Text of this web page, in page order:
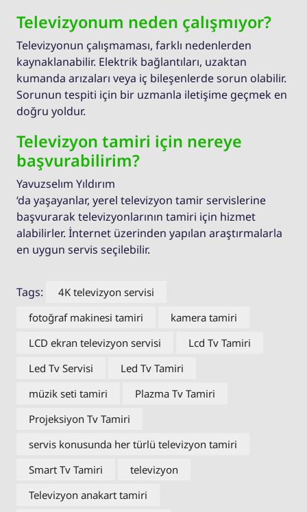
Televizyonum neden çalışmıyor?
Televizyonun çalışmaması, farklı nedenlerden
kaynaklanabilir. Elektrik bağlantıları, uzaktan
kumanda arızaları veya iç bileşenlerde sorun olabilir.
Sorunun tespiti için bir uzmanla iletişime geçmek en
doğru yoldur.
Televizyon tamiri için nereye
başvurabilirim?
Yavuzselım Yıldırım
‘da yaşayanlar, yerel televizyon tamir servislerine
başvurarak televizyonlarının tamiri için hizmet
alabilirler. İnternet üzerinden yapılan araştırmalarla
en uygun servis seçilebilir.
Tags:
4K televizyon servisi
fotoğraf makinesi tamiri
kamera tamiri
LCD ekran televizyon servisi
Lcd Tv Tamiri
Led Tv Servisi
Led Tv Tamiri
müzik seti tamiri
Plazma Tv Tamiri
Projeksiyon Tv Tamiri
servis konusunda her türlü televizyon tamiri
Smart Tv Tamiri
televizyon
Televizyon anakart tamiri